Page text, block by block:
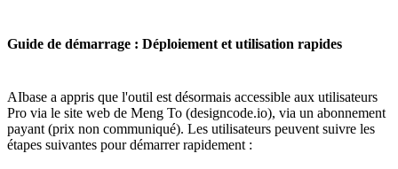
Guide de démarrage : Déploiement et utilisation rapides
AIbase a appris que l'outil est désormais accessible aux utilisateurs
Pro via le site web de Meng To (designcode.io), via un abonnement
payant (prix non communiqué). Les utilisateurs peuvent suivre les
étapes suivantes pour démarrer rapidement :